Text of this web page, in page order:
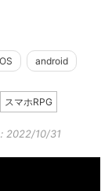
android
スマホRPG
2022/10/31